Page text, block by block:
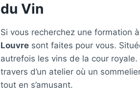
du Vin
Si vous recherchez une formation
Louvre sont faites pour vous.
autrefois les vins de la cour
travers d’un atelier où un
tout en s’amusant.